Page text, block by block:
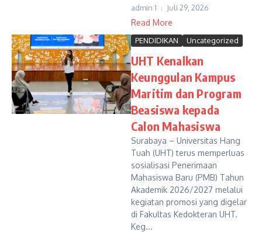
admin 1 Juli 29, 2026
Read More
PENDIDIKAN Uncategorized
UHT Kenalkan
Keunggulan Kampus
Maritim dan Program
Beasiswa kepada
Calon Mahasiswa
Surabaya – Universitas Hang
Tuah (UHT) terus memperluas
sosialisasi Penerimaan
Mahasiswa Baru (PMB) Tahun
Akademik 2026/2027 melalui
kegiatan promosi yang digelar
di Fakultas Kedokteran UHT.
Keg...